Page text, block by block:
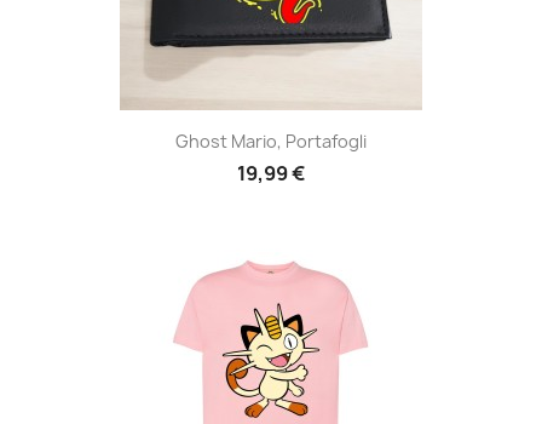
Ghost Mario, Portafogli
19,99 €